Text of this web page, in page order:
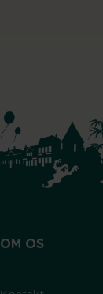
OM OS